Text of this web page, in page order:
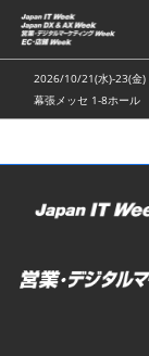
ス
キ
ッ
し
2026/10/21(水)-23(金)
幕張メッセ 1-8ホール